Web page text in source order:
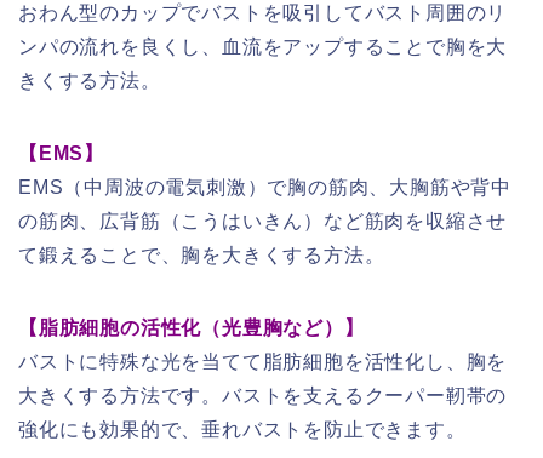
おわん型のカップでバストを吸引してバスト周囲のリ
ンパの流れを良くし、血流をアップすることで胸を大
きくする方法。
【EMS】
EMS（中周波の電気刺激）で胸の筋肉、大胸筋や背中
の筋肉、広背筋（こうはいきん）など筋肉を収縮させ
て鍛えることで、胸を大きくする方法。
【脂肪細胞の活性化（光豊胸など）】
バストに特殊な光を当てて脂肪細胞を活性化し、胸を
大きくする方法です。バストを支えるクーパー靭帯の
強化にも効果的で、垂れバストを防止できます。